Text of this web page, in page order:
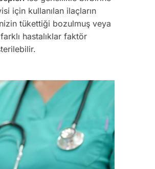
için kullanılan ilaçların
tükettiği bozulmuş veya
hastalıklar faktör